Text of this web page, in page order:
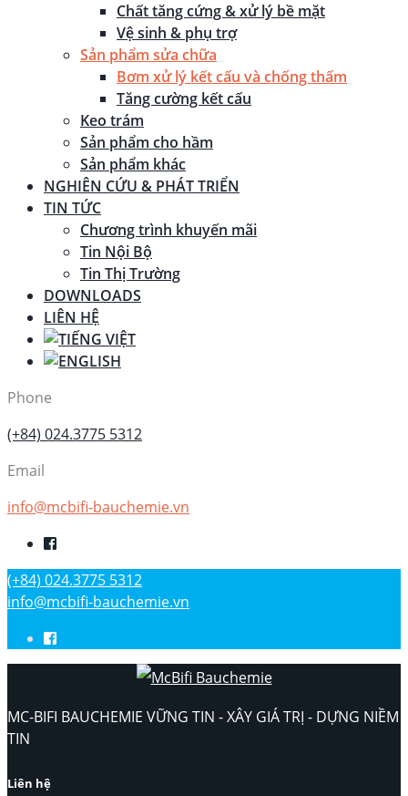
Chất tăng cứng & xử lý bề mặt
Vệ sinh & phụ trợ
Sản phẩm sửa chữa
Bơm xử lý kết cấu và chống thấm
Tăng cường kết cấu
Keo trám
Sản phẩm cho hầm
Sản phẩm khác
NGHIÊN CỨU & PHÁT TRIỂN
TIN TỨC
Chương trình khuyến mãi
Tin Nội Bộ
Tin Thị Trường
DOWNLOADS
LIÊN HỆ
Phone
(+84) 024.3775 5312
Email
info@mcbifi-bauchemie.vn
(+84) 024.3775 5312
info@mcbifi-bauchemie.vn
MC-BIFI BAUCHEMIE VỮNG TIN - XÂY GIÁ TRỊ - DỰNG NIỀM
TIN
Liên hệ